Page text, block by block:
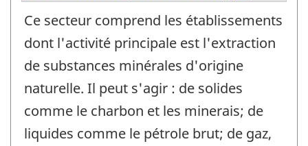
Ce secteur comprend les établissements
dont l'activité principale est l'extraction
de substances minérales d'origine
naturelle. Il peut s'agir : de solides
comme le charbon et les minerais; de
liquides comme le pétrole brut; de gaz,